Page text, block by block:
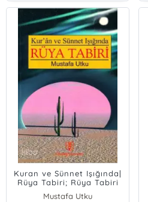
Kuran ve Sünnet Işığında|
Rüya Tabiri; Rüya Tabiri
Mustafa Utku